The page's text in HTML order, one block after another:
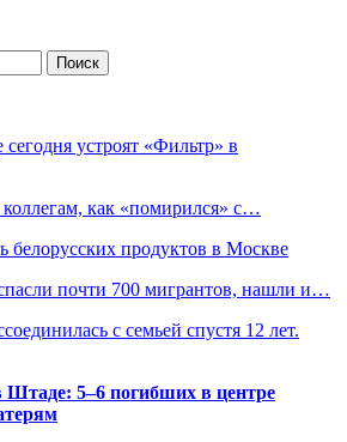
устроят «Фильтр» в
коллегам, как «помирился» с…
белорусских продуктов в Москве
почти 700 мигрантов, нашли и…
с семьей спустя 12 лет.
Штаде: 5–6 погибших в центре